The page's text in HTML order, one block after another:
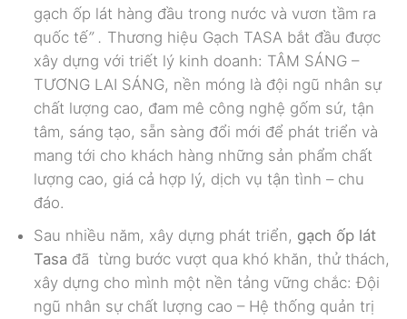
gạch ốp lát hàng đầu trong nước và vươn tầm ra
quốc tế” . Thương hiệu Gạch TASA bắt đầu được
xây dựng với triết lý kinh doanh: TÂM SÁNG –
TƯƠNG LAI SÁNG, nền móng là đội ngũ nhân sự
chất lượng cao, đam mê công nghệ gốm sứ, tận
tâm, sáng tạo, sẵn sàng đổi mới để phát triển và
mang tới cho khách hàng những sản phẩm chất
lượng cao, giá cả hợp lý, dịch vụ tận tình – chu
đáo.
Sau nhiều năm, xây dựng phát triển, gạch ốp lát
Tasa đã từng bước vượt qua khó khăn, thử thách,
xây dựng cho mình một nền tảng vững chắc: Đội
ngũ nhân sự chất lượng cao – Hệ thống quản trị